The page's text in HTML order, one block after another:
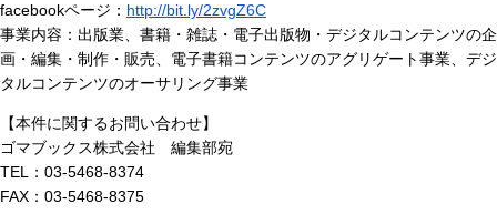
facebookページ： http://bit.ly/2zvgZ6C
事業内容：出版業、書籍・雑誌・電子出版物・デジタルコンテンツの企
画・編集・制作・販売、電子書籍コンテンツのアグリゲート事業、デジ
タルコンテンツのオーサリング事業
【本件に関するお問い合わせ】
ゴマブックス株式会社 編集部宛
TEL：03-5468-8374
FAX：03-5468-8375